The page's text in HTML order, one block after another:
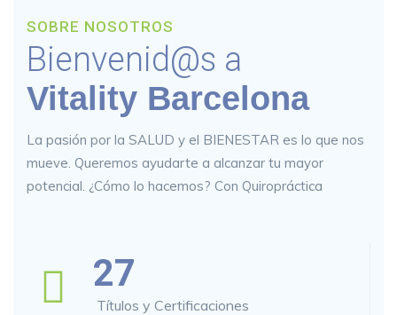
SOBRE NOSOTROS
Bienvenid@s a
Vitality Barcelona
La pasión por la SALUD y el BIENESTAR es lo que nos
mueve. Queremos ayudarte a alcanzar tu mayor
potencial. ¿Cómo lo hacemos? Con Quiropráctica
27
Títulos y Certificaciones